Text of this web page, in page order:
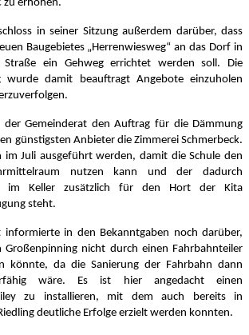
zu erhöhen.
in seiner Sitzung außerdem darüber, dass
Baugebietes „Herrenwiesweg“ an das Dorf in
Straße ein Gehweg errichtet werden soll. Die
wurde damit beauftragt Angebote einzuholen
der Gemeinderat den Auftrag für die Dämmung
günstigsten Anbieter die Zimmerei Schmerbeck.
im Juli ausgeführt werden, damit die Schule den
nutzen kann und der dadurch
im Keller zusätzlich für den Hort der Kita
steht.
informierte in den Bekanntgaben noch darüber,
Großenpinning nicht durch einen Fahrbahnteiler
könnte, da die Sanierung der Fahrbahn dann
wäre. Es ist hier angedacht einen
zu installieren, mit dem auch bereits in
deutliche Erfolge erzielt werden konnten.